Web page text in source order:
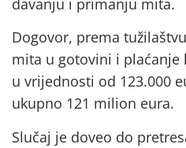
Dogovor, prema
mita u gotovini i
u vrijednosti od 123.000
ukupno 121 milion eura.
Slučaj je doveo do